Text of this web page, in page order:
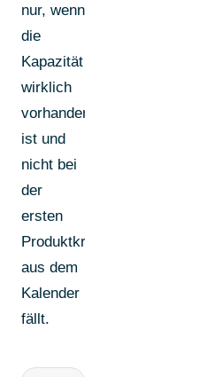
nur, wenn
die
Kapazität
wirklich
vorhanden
ist und
nicht bei
der
ersten
Produktkrise
aus dem
Kalender
fällt.